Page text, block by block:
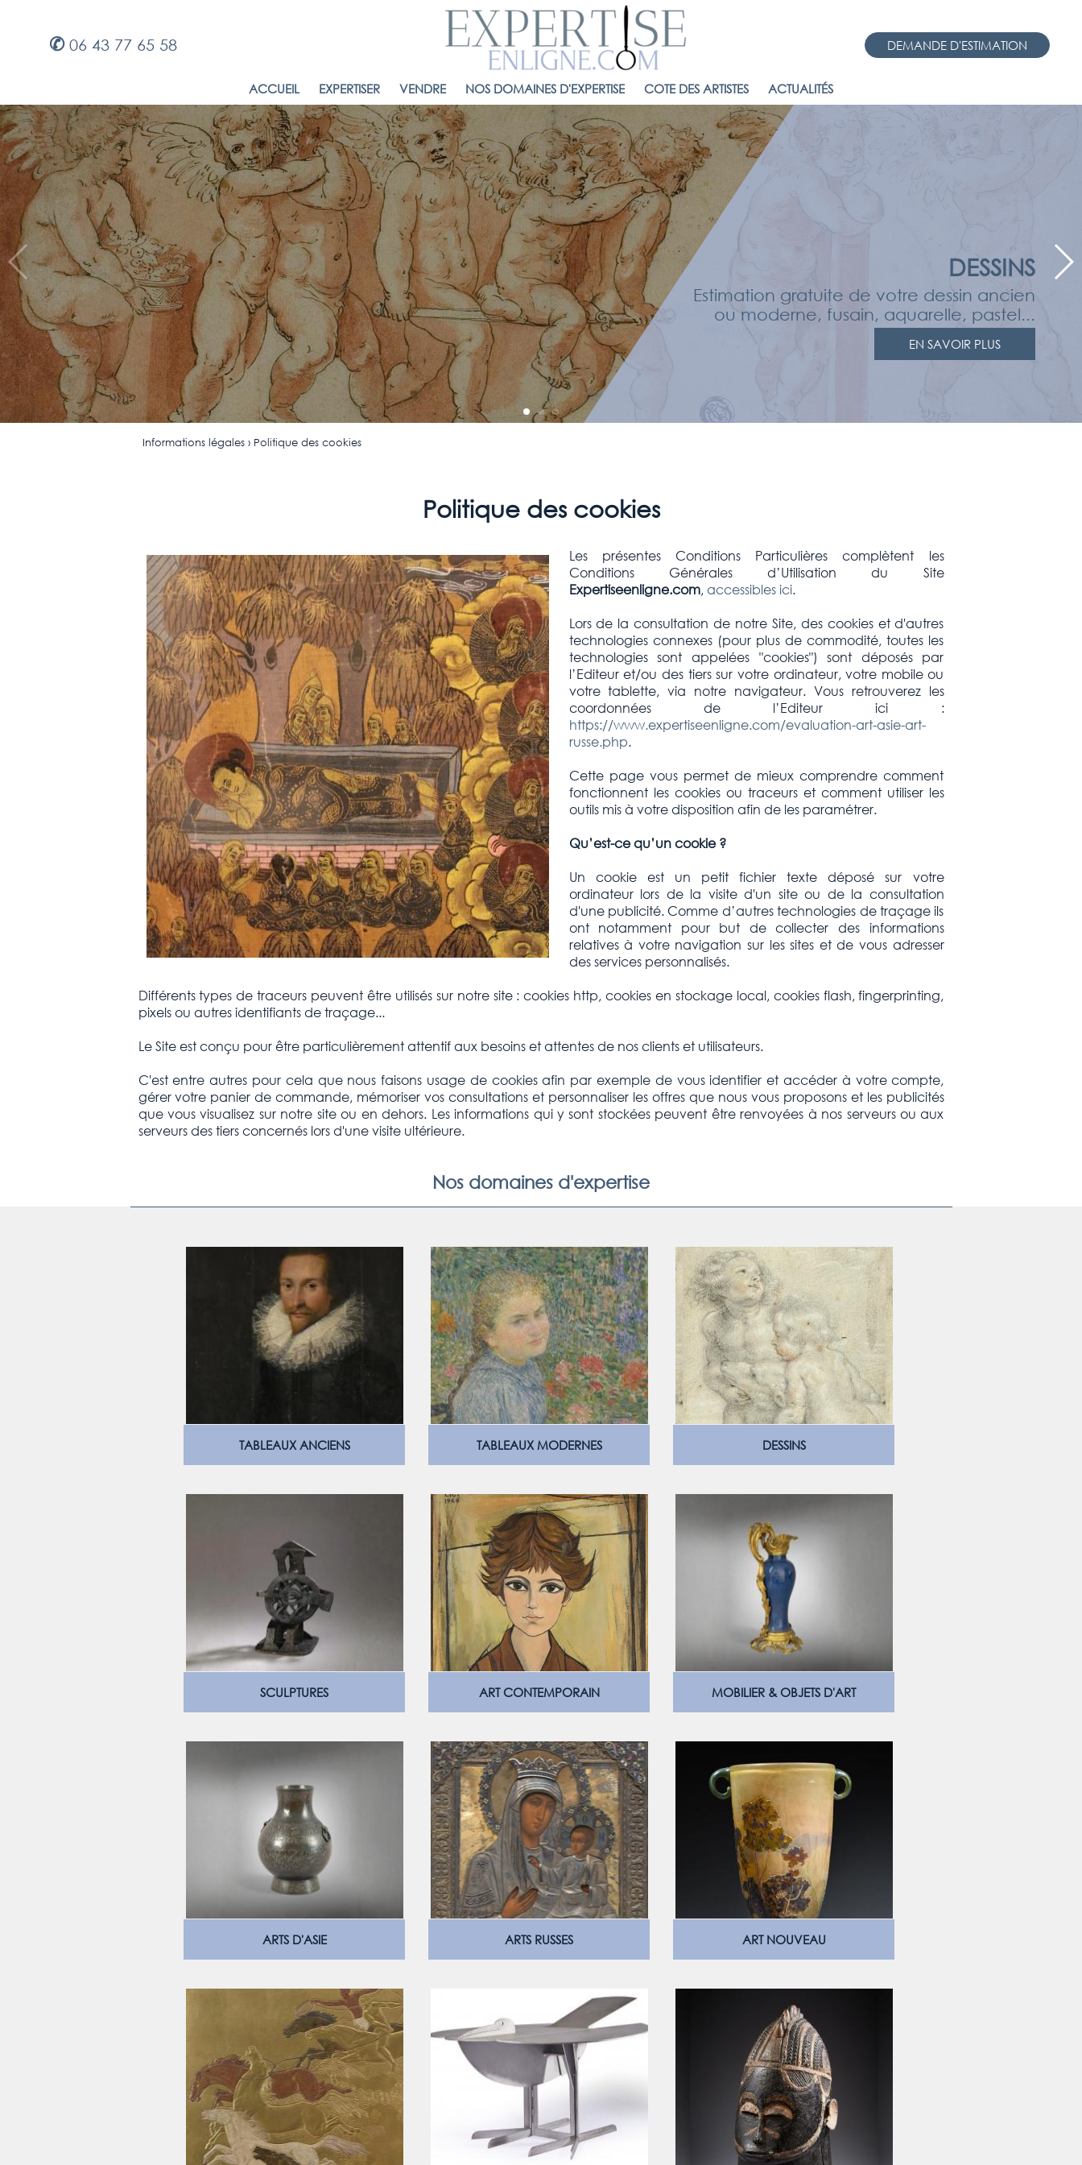
DEMANDE D'ESTIMATION
✆ 06 43 77 65 58
ACCUEIL EXPERTISER VENDRE NOS DOMAINES D'EXPERTISE COTE DES ARTISTES ACTUALITÉS
DESSINS
Estimation gratuite de votre dessin ancien
ou moderne, fusain, aquarelle, pastel...
EN SAVOIR PLUS
Informations légales › Politique des cookies
Politique des cookies
Les présentes Conditions Particulières complètent les
Conditions Générales d’Utilisation du Site
Expertiseenligne.com,accessibles ici.
Lors de la consultation de notre Site, des cookies et d'autres
technologies connexes (pour plus de commodité, toutes les
technologies sont appelées "cookies") sont déposés par
l’Editeur et/ou des tiers sur votre ordinateur, votre mobile ou
votre tablette, via notre navigateur. Vous retrouverez les
coordonnées de l’Editeur ici :
https://www.expertiseenligne.com/evaluation-art-asie-art-
russe.php.
Cette page vous permet de mieux comprendre comment
fonctionnent les cookies ou traceurs et comment utiliser les
outils mis à votre disposition afin de les paramétrer.
Qu’est-ce qu’un cookie ?
Un cookie est un petit fichier texte déposé sur votre
ordinateur lors de la visite d'un site ou de la consultation
d'une publicité. Comme d’autres technologies de traçage ils
ont notamment pour but de collecter des informations
relatives à votre navigation sur les sites et de vous adresser
des services personnalisés.
Différents types de traceurs peuvent être utilisés sur notre site : cookies http, cookies en stockage local, cookies flash, fingerprinting,
pixels ou autres identifiants de traçage...
Le Site est conçu pour être particulièrement attentif aux besoins et attentes de nos clients et utilisateurs.
C'est entre autres pour cela que nous faisons usage de cookies afin par exemple de vous identifier et accéder à votre compte,
gérer votre panier de commande, mémoriser vos consultations et personnaliser les offres que nous vous proposons et les publicités
que vous visualisez sur notre site ou en dehors. Les informations qui y sont stockées peuvent être renvoyées à nos serveurs ou aux
serveurs des tiers concernés lors d'une visite ultérieure.
Nos domaines d'expertise
TABLEAUX ANCIENS TABLEAUX MODERNES DESSINS
SCULPTURES ART CONTEMPORAIN MOBILIER & OBJETS D'ART
ARTS D'ASIE ARTS RUSSES ART NOUVEAU